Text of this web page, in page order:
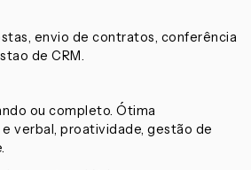
envio de contratos, conferência
de CRM.
ou completo. Ótima
verbal, proatividade, gestão de